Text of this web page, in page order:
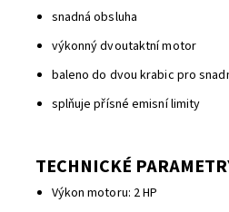
snadná obsluha
výkonný dvoutaktní motor
baleno do dvou krabic pro
splňuje přísné emisní limity
TECHNICKÉ
Výkon motoru: 2 HP